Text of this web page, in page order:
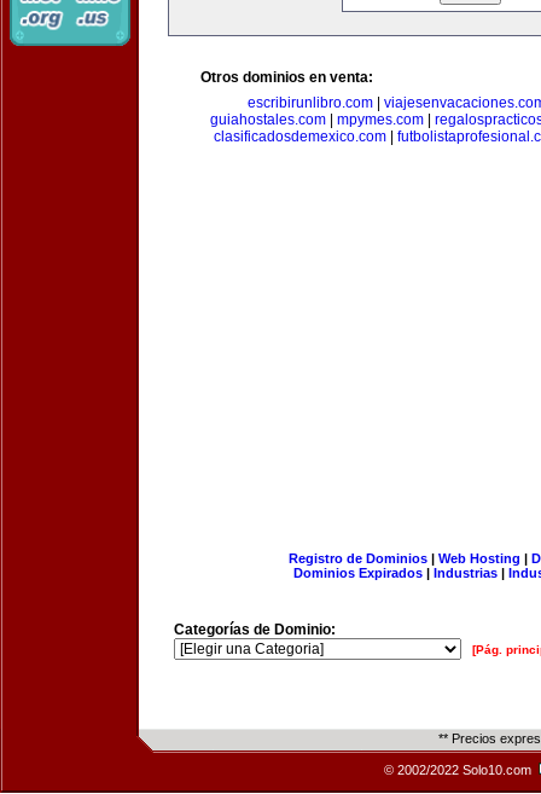
Otros dominios en venta:
escribirunlibro.com
guiahostales.com| mpymes.com|
clasificadosdemexico.com|
Registro de Dominios| Web Hosting |
Dominios Expirados | Industrias |
Categorías de Dominio:
[Pág.
** Precios
© 2002/2022 Solo10.com